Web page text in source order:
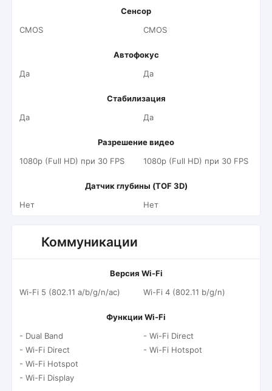
Сенсор
CMOS
CMOS
Автофокус
Да
Да
Стабилизация
Да
Да
Разрешение видео
1080p (Full HD) при 30 FPS
1080p (Full HD) при 30 FPS
Датчик глубины (TOF 3D)
Нет
Нет
Коммуникации
Версия Wi-Fi
Wi-Fi 5 (802.11 a/b/g/n/ac)
Wi-Fi 4 (802.11 b/g/n)
Функции Wi-Fi
- Dual Band
- Wi-Fi Direct
- Wi-Fi Hotspot
- Wi-Fi Display
- Wi-Fi Direct
- Wi-Fi Hotspot